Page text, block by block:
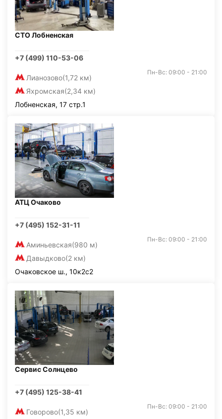
СТО Лобненская
+7 (499) 110-53-06
Лианозово(1,72 км)
Яхромская(2,34 км)
Пн-Вс: 09:00 - 21:00
Лобненская, 17 стр.1
АТЦ Очаково
+7 (495) 152-31-11
Аминьевская(980 м)
Давыдково(2 км)
Пн-Вс: 09:00 - 21:00
Очаковское ш., 10к2с2
Сервис Солнцево
+7 (495) 125-38-41
Говорово(1,35 км)
Пн-Вс: 09:00 - 21:00